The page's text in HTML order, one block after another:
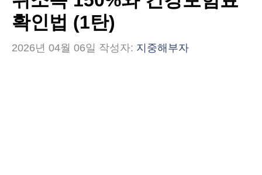
확인법 (1탄)
2026년 04월 06일 작성자: 지중해부자